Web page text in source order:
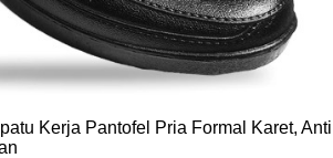
Kerja Pantofel Pria Formal Karet, Anti